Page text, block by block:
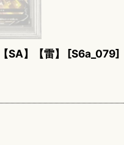
SA】【雷】 [S6a_079]